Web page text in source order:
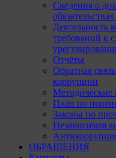
Сведения о
Деятельность
требований к
Отчёты
Обратная
коррупции
Методические
План по
Законы по
Независимая
ОБРАЩЕНИЯ